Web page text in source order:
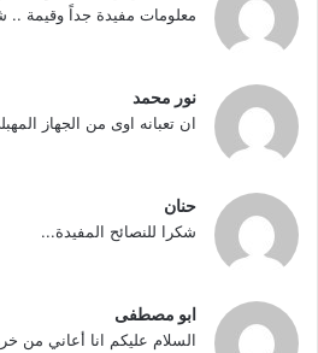
معلومات مفيدة جداً وقيمة ..
نور محمد
ان تعبانه اوى من الجهاز
حنان
شكرا للنصائح المفيدة...
ابو مصطفى
السلام عليكم انا أعاني من